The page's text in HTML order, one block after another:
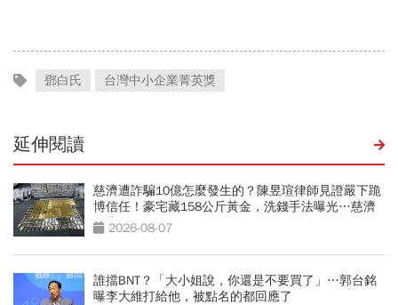
鄧白氏 台灣中小企業菁英獎
延伸閱讀
慈濟遭詐騙10億怎麼發生的？陳昱瑄律師見證嚴下跪
博信任！豪宅藏158公斤黃金，洗錢手法曝光…慈濟
回應了
2026-08-07
誰擋BNT？「大小姐說，你還是不要買了」…郭台銘
曝李大維打給他，被點名的都回應了